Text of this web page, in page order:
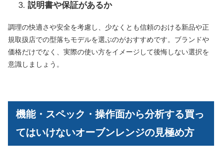
説明書や保証があるか
調理の快適さや安全を考慮し、少なくとも信頼のおける新品や正
規取扱店での型落ちモデルを選ぶのがおすすめです。ブランドや
価格だけでなく、実際の使い方をイメージして後悔しない選択を
意識しましょう。
機能・スペック・操作面から分析する買っ
てはいけないオーブンレンジの見極め方